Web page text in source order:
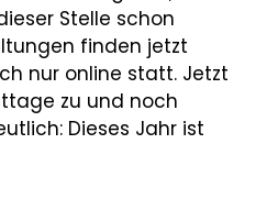
Stelle schon
finden jetzt
nur online statt. Jetzt
zu und noch
Dieses Jahr ist